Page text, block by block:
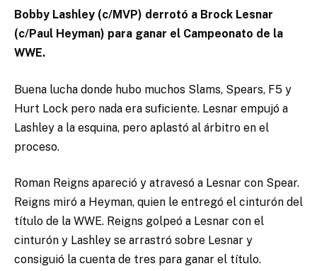
Bobby Lashley (c/MVP) derrotó a Brock Lesnar
(c/Paul Heyman) para ganar el Campeonato de la
WWE.
Buena lucha donde hubo muchos Slams, Spears, F5 y
Hurt Lock pero nada era suficiente. Lesnar empujó a
Lashley a la esquina, pero aplastó al árbitro en el
proceso.
Roman Reigns apareció y atravesó a Lesnar con Spear.
Reigns miró a Heyman, quien le entregó el cinturón del
título de la WWE. Reigns golpeó a Lesnar con el
cinturón y Lashley se arrastró sobre Lesnar y
consiguió la cuenta de tres para ganar el título.